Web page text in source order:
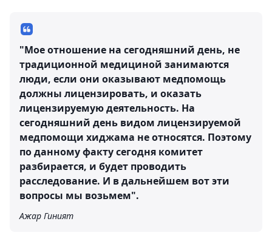
"Мое отношение на сегодняшний день, не
традиционной медициной занимаются
люди, если они оказывают медпомощь
должны лицензировать, и оказать
лицензируемую деятельность. На
сегодняшний день видом лицензируемой
медпомощи хиджама не относятся. Поэтому
по данному факту сегодня комитет
разбирается, и будет проводить
расследование. И в дальнейшем вот эти
вопросы мы возьмем".
Ажар Гиният